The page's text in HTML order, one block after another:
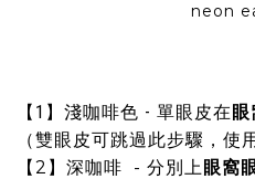
neon
【1】淺咖啡色 - 單眼皮在 眼
（雙眼皮可跳過此步驟，使
【2】深咖啡 - 分別上眼窩